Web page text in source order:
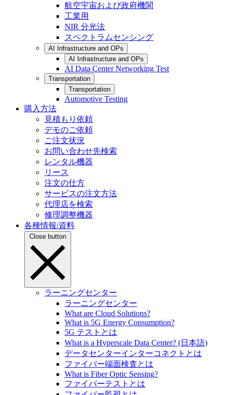
航空宇宙および政府機関
工業用
NIR 分光法
スペクトラムセンシング
AI Infrastructure and OPs
AI Infrastructure and OPs
AI Data Center Networking Test
Transportation
Transportation
Automotive Testing
購入方法
見積もり依頼
デモのご依頼
ご注文状況
お問い合わせ先検索
レンタル機器
リース
注文の仕方
サービスの注文方法
代理店を検索
修理調整機器
各種情報/資料
Close button
ラーニングセンター
ラーニングセンター
What are Cloud Solutions?
What is 5G Energy Consumption?
5G テストとは
What is a Hyperscale Data Center? (日本語)
データセンターインターコネクトとは
ファイバー端面検査とは
What is Fiber Optic Sensing?
ファイバーテストとは